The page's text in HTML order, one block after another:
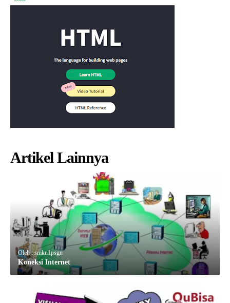
Artikel Lainnya
Oleh : smkn1psgn
Koneksi Internet